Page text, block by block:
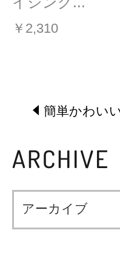
￥2,310
簡単かわい
アーカイブ